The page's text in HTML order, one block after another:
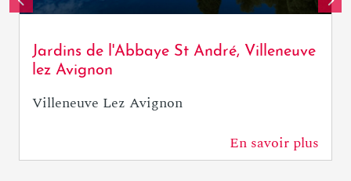
Jardins de l'Abbaye St André, Villeneuve
lez Avignon
Villeneuve Lez Avignon
En savoir plus